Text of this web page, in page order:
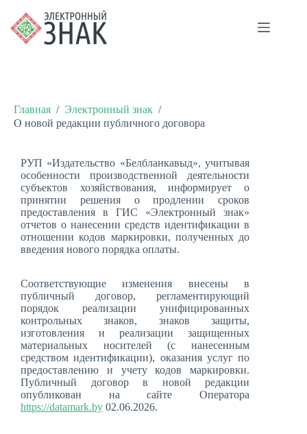
Главная / Электронный знак /
О новой редакции публичного договора
РУП «Издательство «Белбланкавыд», учитывая
особенности производственной деятельности
субъектов хозяйствования, информирует о
принятии решения о продлении сроков
предоставления в ГИС «Электронный знак»
отчетов о нанесении средств идентификации в
отношении кодов маркировки, полученных до
введения нового порядка оплаты.
Соответствующие изменения внесены в
публичный договор, регламентирующий
порядок реализации унифицированных
контрольных знаков, знаков защиты,
изготовления и реализации защищенных
материальных носителей (с нанесенным
средством идентификации), оказания услуг по
предоставлению и учету кодов маркировки.
Публичный договор в новой редакции
опубликован на сайте Оператора
https://datamark.by 02.06.2026.